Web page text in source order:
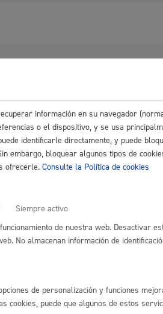
Turismo
Administración
Calendario fiscal
Portal de
complementarios como estime
y sentido del
de trámite a que dé lugar.
realizado o sellado de copia de la
registro asignado
información en su navegador
o el dispositivo, y se usa
identificarle directamente, y puede
embargo, bloquear algunos tipos de
ofrecerle. Consulte la Política de cookies
Siempre activo
de nuestra web. Desactivar
No almacenan información de
de personalización y funciones
cookies, puede que algunos de estos